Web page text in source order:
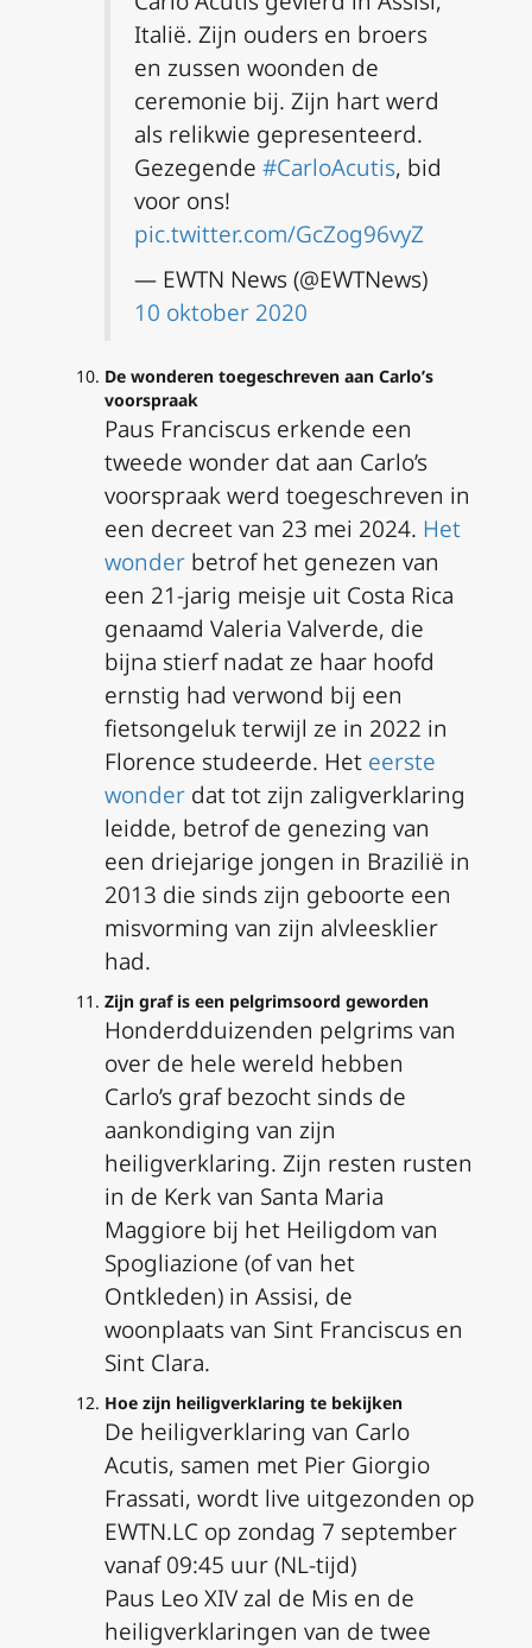
Italië. Zijn ouders en broers
en zussen woonden de
ceremonie bij. Zijn hart werd
als relikwie gepresenteerd.
Gezegende #CarloAcutis, bid
voor ons!
pic.twitter.com/GcZog96vyZ
— EWTN News (@EWTNews)
10 oktober 2020
De wonderen toegeschreven aan Carlo’s
voorspraak
Paus Franciscus erkende een
tweede wonder dat aan Carlo’s
voorspraak werd toegeschreven in
een decreet van 23 mei 2024. Het
wonder betrof het genezen van
een 21-jarig meisje uit Costa Rica
genaamd Valeria Valverde, die
bijna stierf nadat ze haar hoofd
ernstig had verwond bij een
fietsongeluk terwijl ze in 2022 in
Florence studeerde. Het eerste
wonder dat tot zijn zaligverklaring
leidde, betrof de genezing van
een driejarige jongen in Brazilië in
2013 die sinds zijn geboorte een
misvorming van zijn alvleesklier
had.
Zijn graf is een pelgrimsoord geworden
Honderdduizenden pelgrims van
over de hele wereld hebben
Carlo’s graf bezocht sinds de
aankondiging van zijn
heiligverklaring. Zijn resten rusten
in de Kerk van Santa Maria
Maggiore bij het Heiligdom van
Spogliazione (of van het
Ontkleden) in Assisi, de
woonplaats van Sint Franciscus en
Sint Clara.
Hoe zijn heiligverklaring te bekijken
De heiligverklaring van Carlo
Acutis, samen met Pier Giorgio
Frassati, wordt live uitgezonden op
EWTN.LC op zondag 7 september
vanaf 09:45 uur (NL-tijd)
Paus Leo XIV zal de Mis en de
heiligverklaringen van de twee